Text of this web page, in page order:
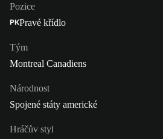
Pozice
PKPravé křídlo
Tým
Montreal Canadiens
Národnost
Spojené státy americké
Hráčův styl